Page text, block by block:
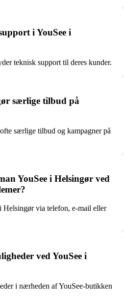
i YouSee i
teknisk support til deres kunder.
særlige tilbud på
særlige tilbud og kampagner på
YouSee i Helsingør ved
Helsingør via telefon, e-mail eller
ved YouSee i
i nærheden af YouSee-butikken